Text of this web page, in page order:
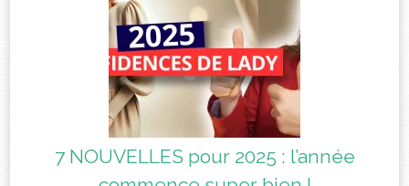
7 NOUVELLES pour 2025 : l’année